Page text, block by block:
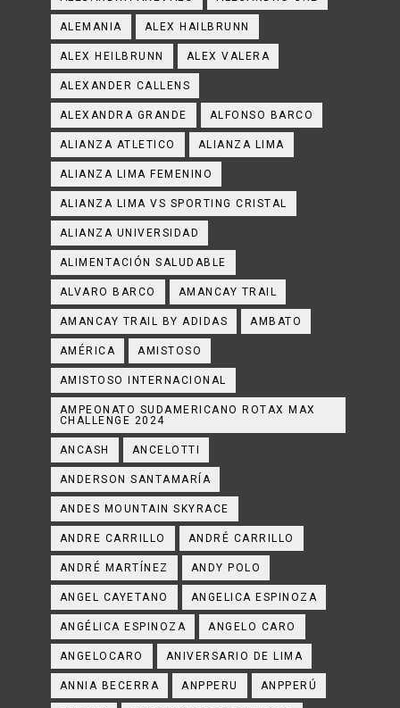
ALEMANIA ALEX HAILBRUNN
ALEX HEILBRUNN ALEX VALERA
ALEXANDER CALLENS
ALEXANDRA GRANDE ALFONSO BARCO
ALIANZA ATLETICO ALIANZA LIMA
ALIANZA LIMA FEMENINO
ALIANZA LIMA VS SPORTING CRISTAL
ALIANZA UNIVERSIDAD
ALIMENTACIÓN SALUDABLE
ALVARO BARCO AMANCAY TRAIL
AMANCAY TRAIL BY ADIDAS AMBATO
AMÉRICA AMISTOSO
AMISTOSO INTERNACIONAL
AMPEONATO SUDAMERICANO ROTAX MAX
CHALLENGE 2024
ANCASH ANCELOTTI
ANDERSON SANTAMARÍA
ANDES MOUNTAIN SKYRACE
ANDRE CARRILLO ANDRÉ CARRILLO
ANDRÉ MARTÍNEZ ANDY POLO
ANGEL CAYETANO ANGELICA ESPINOZA
ANGÉLICA ESPINOZA ANGELO CARO
ANGELOCARO ANIVERSARIO DE LIMA
ANNIA BECERRA ANPPERU ANPPERÚ